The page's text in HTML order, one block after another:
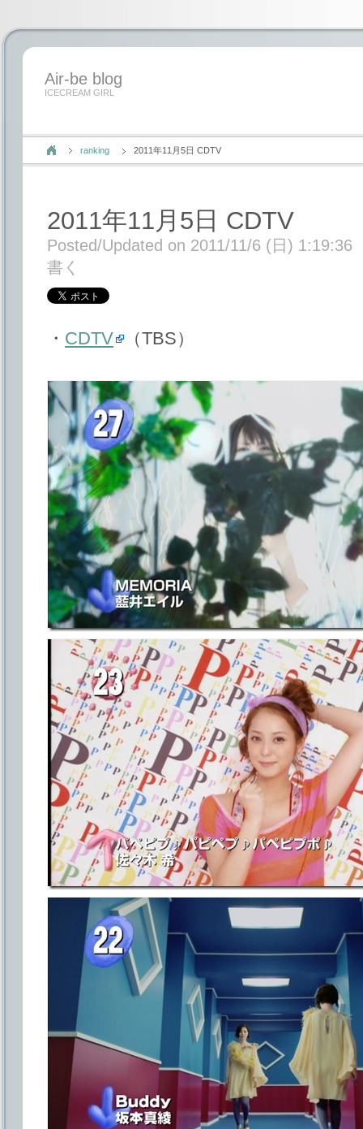
Air-be blog
ICECREAM GIRL
ranking 2011年11月5日 CDTV
2011年11月5日 CDTV
Posted/Updated on 2011/11/6 (日) 1:19:36
書く
・ CDTV （TBS）